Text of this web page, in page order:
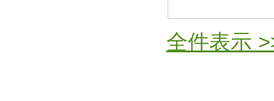
全件表示